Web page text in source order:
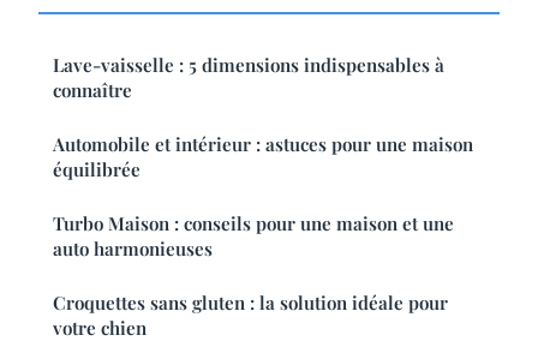
Lave-vaisselle : 5 dimensions indispensables à
connaître
Automobile et intérieur : astuces pour une maison
équilibrée
Turbo Maison : conseils pour une maison et une
auto harmonieuses
Croquettes sans gluten : la solution idéale pour
votre chien